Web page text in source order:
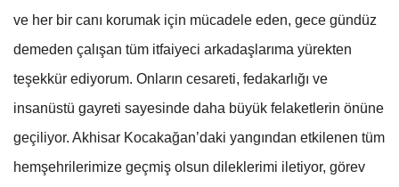
ve her bir canı korumak için mücadele eden, gece gündüz
demeden çalışan tüm itfaiyeci arkadaşlarıma yürekten
teşekkür ediyorum. Onların cesareti, fedakarlığı ve
insanüstü gayreti sayesinde daha büyük felaketlerin önüne
geçiliyor. Akhisar Kocakağan’daki yangından etkilenen tüm
hemşehrilerimize geçmiş olsun dileklerimi iletiyor, görev